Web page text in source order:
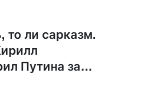
то ли сарказм.
Путина за
и